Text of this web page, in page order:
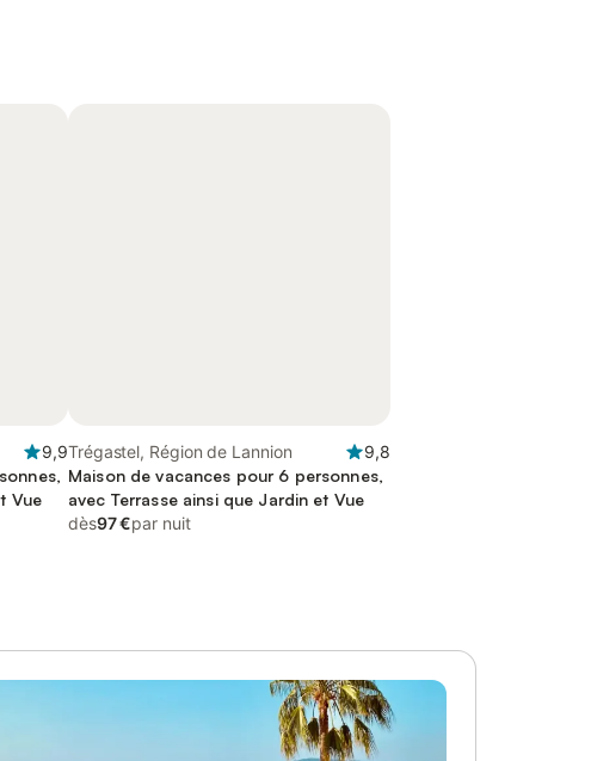
9,9
Vue
Trégastel, Région de Lannion
9,8
Maison de vacances pour 6 personnes,
avec Terrasse ainsi que Jardin et Vue
dès97 €par nuit